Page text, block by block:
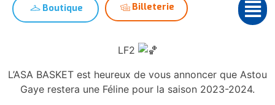
Boutique Billeterie
LF2
L’ASA BASKET est heureux de vous annoncer que Astou
Gaye restera une Féline pour la saison 2023-2024.